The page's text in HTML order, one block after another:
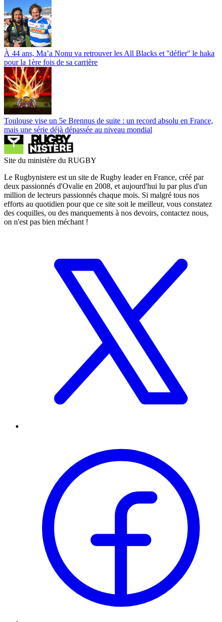
À 44 ans, Ma’a Nonu va retrouver les All Blacks et ''défier'' le haka
pour la 1ère fois de sa carrière
Toulouse vise un 5e Brennus de suite : un record absolu en France,
mais une série déjà dépassée au niveau mondial
Site du ministère du RUGBY
Le Rugbynistere est un site de Rugby leader en France, créé par
deux passionnés d'Ovalie en 2008, et aujourd'hui lu par plus d'un
million de lecteurs passionnés chaque mois. Si malgré tous nos
efforts au quotidien pour que ce site soit le meilleur, vous constatez
des coquilles, ou des manquements à nos devoirs, contactez nous,
on n'est pas bien méchant !